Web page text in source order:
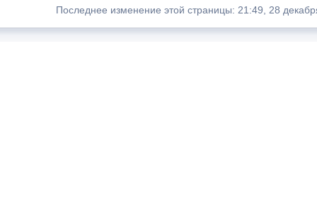
Последнее изменение этой страницы: 21:49, 28